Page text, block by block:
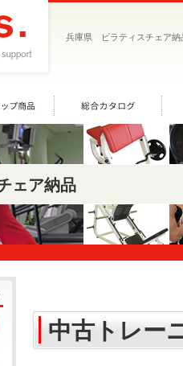
兵庫県 ピラティスチェア納
ェア納品
中古トレー